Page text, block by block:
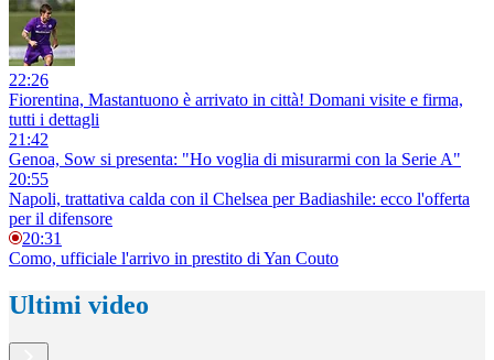
22:26
Fiorentina, Mastantuono è arrivato in città! Domani visite e firma,
tutti i dettagli
21:42
Genoa, Sow si presenta: "Ho voglia di misurarmi con la Serie A"
20:55
Napoli, trattativa calda con il Chelsea per Badiashile: ecco l'offerta
per il difensore
20:31
Como, ufficiale l'arrivo in prestito di Yan Couto
Ultimi video